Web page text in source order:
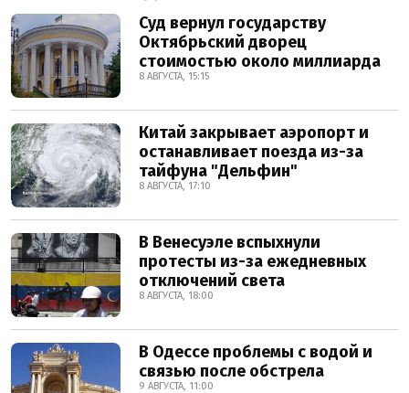
Суд вернул государству
Октябрьский дворец
стоимостью около миллиарда
8 АВГУСТА, 15:15
Китай закрывает аэропорт и
останавливает поезда из-за
тайфуна "Дельфин"
8 АВГУСТА, 17:10
В Венесуэле вспыхнули
протесты из-за ежедневных
отключений света
8 АВГУСТА, 18:00
В Одессе проблемы с водой и
связью после обстрела
9 АВГУСТА, 11:00